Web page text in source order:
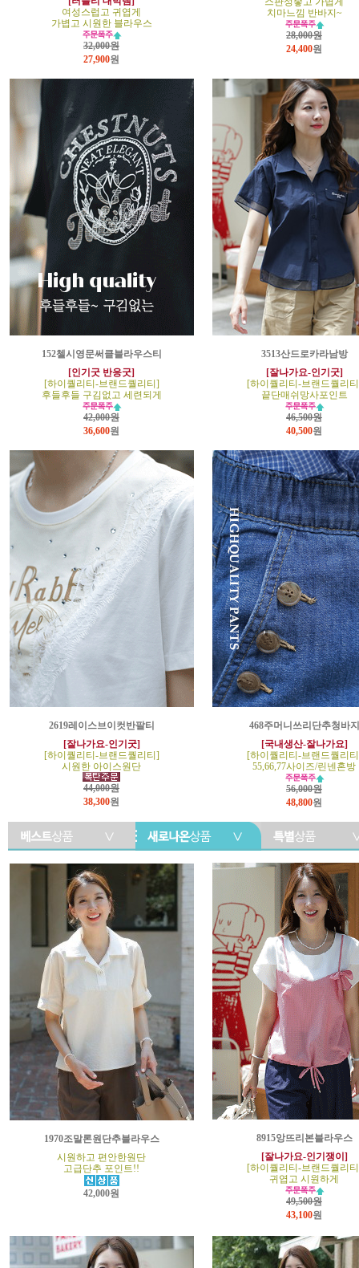
여성스럽고 귀엽게
가볍고 시원한 블라우스
32,000원
27,900원
치마느낌 반바지~
28,000원
24,400원
152첼시영문써클블라우스티
[인기굿 반응굿]
[하이퀄리티-브랜드퀄리티]
후들후들 구김없고 세련되게
42,000원
36,600원
3513산드로카라남방
[잘나가요-인기굿]
[하이퀄리티-브랜드퀄리
끝단매쉬망사포인트
46,500원
40,500원
2619레이스브이컷반팔티
[잘나가요-인기굿]
[하이퀄리티-브랜드퀄리티]
시원한 아이스원단
44,000원
38,300원
468주머니쓰리단추청바지
[국내생산-잘나가요]
[하이퀄리티-브랜드퀄리
55,66,77사이즈/린넨혼방
56,000원
48,800원
1970조말론원단추블라우스
시원하고 편안한원단
고급단추 포인트!!
42,000원
8915앙뜨리본블라우스
[잘나가요-인기쟁이]
[하이퀄리티-브랜드퀄리
귀엽고 시원하게
49,500원
43,100원